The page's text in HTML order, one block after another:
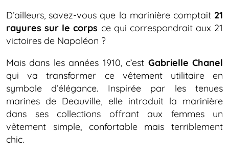
D’ailleurs, savez-vous que la marinière comptait 21
rayures sur le corps ce qui correspondrait aux 21
victoires de Napoléon ?
Mais dans les années 1910, c’est Gabrielle Chanel
qui va transformer ce vêtement utilitaire en
symbole d’élégance. Inspirée par les tenues
marines de Deauville, elle introduit la marinière
dans ses collections offrant aux femmes un
vêtement simple, confortable mais terriblement
chic.